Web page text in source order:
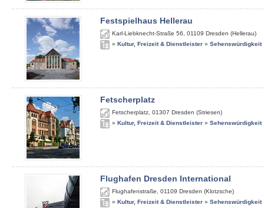
Festspielhaus Hellerau
Karl-Liebknecht-Straße 56 01109 Dresden (Hellerau)
» Kultur, Freizeit & Dienstleister » Sehenswürdigkeit
Fetscherplatz
Fetscherplatz 01307 Dresden (Striesen)
» Kultur, Freizeit & Dienstleister » Sehenswürdigkeit
Flughafen Dresden International
Flughafenstraße 01109 Dresden (Klotzsche)
» Kultur, Freizeit & Dienstleister » Sehenswürdigkeit